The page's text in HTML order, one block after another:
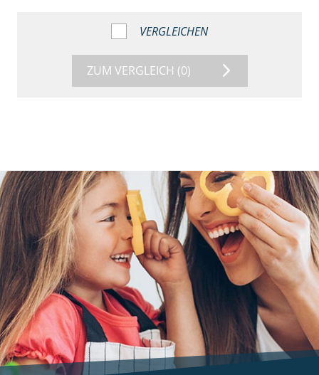
VERGLEICHEN
ZUM VERGLEICH (0)